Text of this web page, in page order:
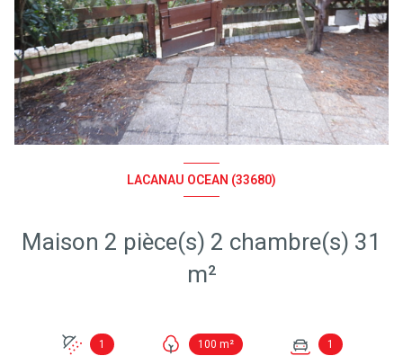
LACANAU OCEAN (33680)
Maison 2 pièce(s) 2 chambre(s) 31
m²
1 100 m² 1